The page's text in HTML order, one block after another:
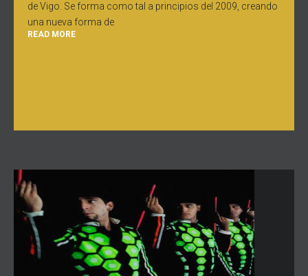
de Vigo. Se forma como tal a principios del 2009, creando
una nueva forma de
READ MORE